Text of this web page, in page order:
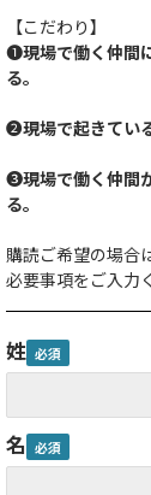
【こだわり】
❶現場で働く仲間
る。
❷現場で起きてい
❸現場で働く仲間
る。
購読ご希望の場合
必要事項をご入力
姓
名